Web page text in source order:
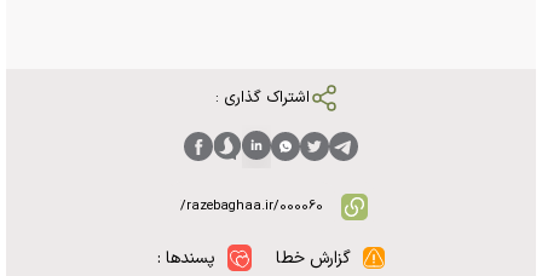
اشتراک گذاری :
گزارش خطا پسندها :